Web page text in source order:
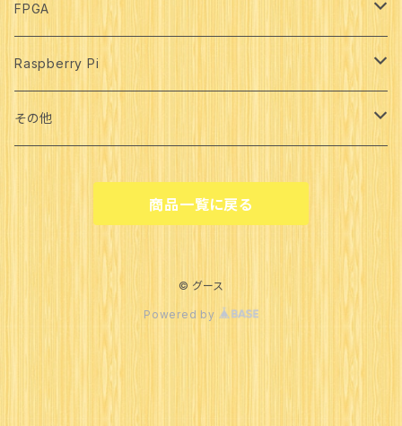
FPGA
ZYNQ
Xilinx
Digilent
Artix
Ultra96
Raspberry Pi
Raspberry本体
その他
商品一覧に戻る
© グース
Powered by